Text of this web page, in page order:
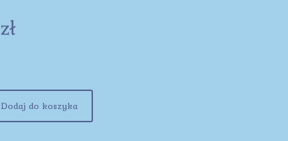
zł
Dodaj do koszyka